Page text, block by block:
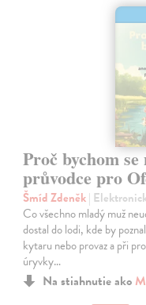
Proč bychom
průvodce pro
Šmíd Zdeněk|
Co všechno mladý muž
dostal do lodi, kde by
kytaru nebo provaz a při
úryvky…
Na stiahnutie ako